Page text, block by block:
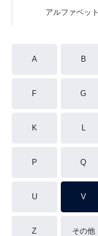
アルファベット
A B
F G
K L
P Q
U V
Z その他